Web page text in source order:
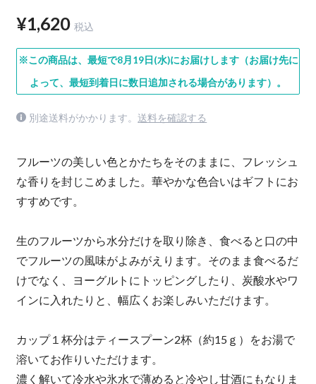
¥1,620 税込
※この商品は、最短で8月19日(水)にお届けします（お届け先に
よって、最短到着日に数日追加される場合があります）。
別途送料がかかります。 送料を確認する
フルーツの美しい色とかたちをそのままに、フレッシュ
な香りを封じこめました。華やかな色合いはギフトにお
すすめです。
生のフルーツから水分だけを取り除き、食べると口の中
でフルーツの風味がよみがえります。そのまま食べるだ
けでなく、ヨーグルトにトッピングしたり、炭酸水やワ
インに入れたりと、幅広くお楽しみいただけます。
カップ１杯分はティースプーン2杯（約15ｇ）をお湯で
溶いてお作りいただけます。
濃く解いて冷水や氷水で薄めると冷やし甘酒にもなりま